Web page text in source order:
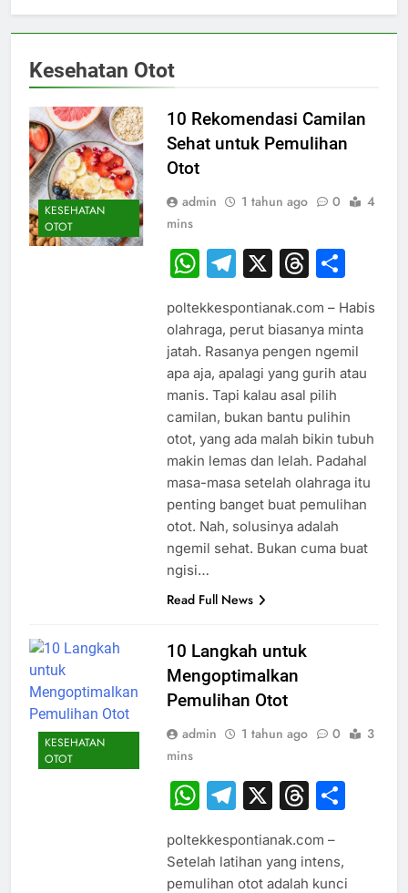
Kesehatan Otot
KESEHATAN
OTOT
10 Rekomendasi Camilan
Sehat untuk Pemulihan
Otot
admin 1 tahun ago 0
4
mins
WhatsApp
Telegram
X
poltekkespontianak.com – Habis
olahraga, perut biasanya minta
jatah. Rasanya pengen ngemil
apa aja, apalagi yang gurih atau
manis. Tapi kalau asal pilih
camilan, bukan bantu pulihin
otot, yang ada malah bikin tubuh
makin lemas dan lelah. Padahal
masa-masa setelah olahraga itu
penting banget buat pemulihan
otot. Nah, solusinya adalah
ngemil sehat. Bukan cuma buat
ngisi…
Read Full News
KESEHATAN
OTOT
10 Langkah untuk
Mengoptimalkan
Pemulihan Otot
admin 1 tahun ago 0
3
mins
WhatsApp
Telegram
X
poltekkespontianak.com –
Setelah latihan yang intens,
pemulihan otot adalah kunci